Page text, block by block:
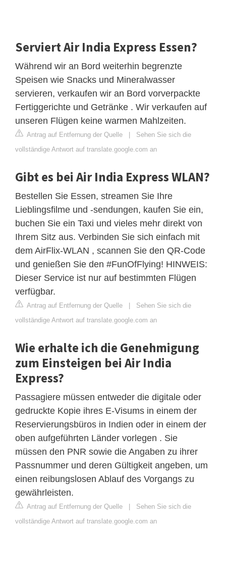
Serviert Air India Express Essen?
Während wir an Bord weiterhin begrenzte
Speisen wie Snacks und Mineralwasser
servieren, verkaufen wir an Bord vorverpackte
Fertiggerichte und Getränke . Wir verkaufen auf
unseren Flügen keine warmen Mahlzeiten.
Antrag auf Entfernung der Quelle | Sehen Sie sich die
vollständige Antwort auf translate.google.com an
Gibt es bei Air India Express WLAN?
Bestellen Sie Essen, streamen Sie Ihre
Lieblingsfilme und -sendungen, kaufen Sie ein,
buchen Sie ein Taxi und vieles mehr direkt von
Ihrem Sitz aus. Verbinden Sie sich einfach mit
dem AirFlix-WLAN , scannen Sie den QR-Code
und genießen Sie den #FunOfFlying! HINWEIS:
Dieser Service ist nur auf bestimmten Flügen
verfügbar.
Antrag auf Entfernung der Quelle | Sehen Sie sich die
vollständige Antwort auf translate.google.com an
Wie erhalte ich die Genehmigung
zum Einsteigen bei Air India
Express?
Passagiere müssen entweder die digitale oder
gedruckte Kopie ihres E-Visums in einem der
Reservierungsbüros in Indien oder in einem der
oben aufgeführten Länder vorlegen . Sie
müssen den PNR sowie die Angaben zu ihrer
Passnummer und deren Gültigkeit angeben, um
einen reibungslosen Ablauf des Vorgangs zu
gewährleisten.
Antrag auf Entfernung der Quelle | Sehen Sie sich die
vollständige Antwort auf translate.google.com an